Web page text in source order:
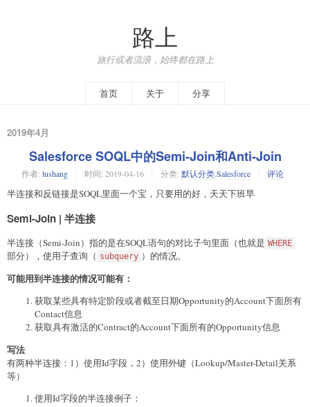
路上
旅行或者流浪，始终都在路上
首页 关于 分享
2019年4月
Salesforce SOQL中的Semi-Join和Anti-Join
作者: lushang 时间: 2019-04-16 分类: 默认分类,Salesforce 评论
半连接和反链接是SOQL里面一个宝，只要用的好，天天下班早
Semi-Join | 半连接
半连接（Semi-Join）指的是在SOQL语句的对比子句里面（也就是 WHERE
部分），使用子查询（ subquery ）的情况。
可能用到半连接的情况可能有：
获取某些具有特定阶段或者截至日期Opportunity的Account下面所有
Contact信息
获取具有激活的Contract的Account下面所有的Opportunity信息
写法
有两种半连接：1）使用Id字段，2）使用外键（Lookup/Master-Detail关系
等）
使用Id字段的半连接例子：